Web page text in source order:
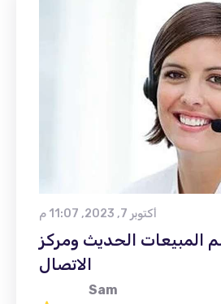
أكتوبر 7, 2023, 11:07 م
المبيعات الحديث ومركز
الاتصال
Sam